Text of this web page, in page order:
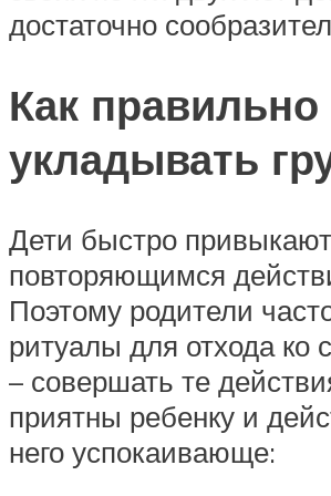
достаточно
Как правильно
укладывать
Дети быстро
повторяющимся
Поэтому родители
ритуалы для отхода ко
– совершать те
приятны ребенку и
него успокаивающе: